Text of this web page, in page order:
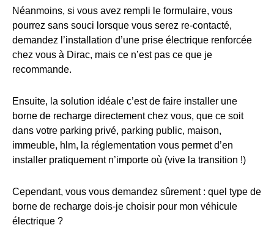
Néanmoins, si vous avez rempli le formulaire, vous
pourrez sans souci lorsque vous serez re-contacté,
demandez l’installation d’une prise électrique renforcée
chez vous à Dirac, mais ce n’est pas ce que je
recommande.
Ensuite, la solution idéale c’est de faire installer une
borne de recharge directement chez vous, que ce soit
dans votre parking privé, parking public, maison,
immeuble, hlm, la réglementation vous permet d’en
installer pratiquement n’importe où (vive la transition !)
Cependant, vous vous demandez sûrement : quel type de
borne de recharge dois-je choisir pour mon véhicule
électrique ?